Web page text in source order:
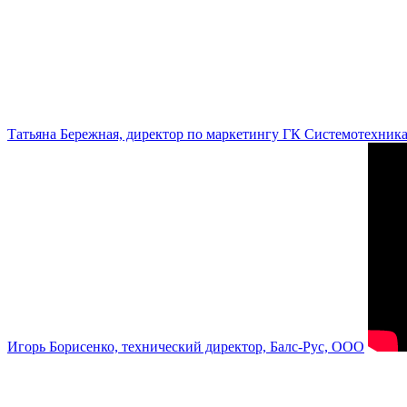
Татьяна Бережная, директор по маркетингу ГК Системотехника
Игорь Борисенко, технический директор, Балс-Рус, ООО